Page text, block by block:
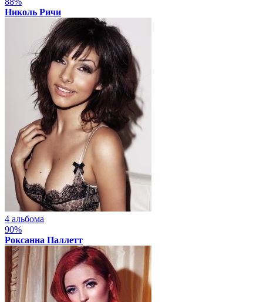
Николь Ричи
4 альбома
90%
Роксанна Паллетт